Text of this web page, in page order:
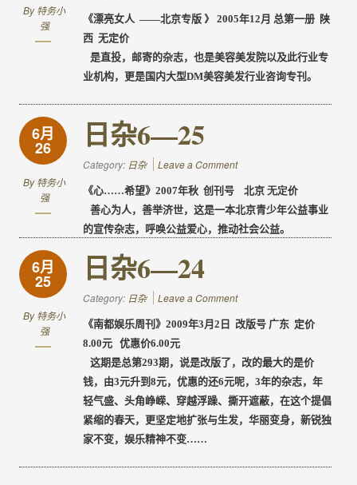
By特务小
强
《漂亮女人 ——北京专版 》 2005年12 月 总第一册 陕
西 无定价
是直投，邮寄的杂志，也是美容美发院以及此行业专
业机构，更是国内大型DM美容美发行业咨询专刊。
6月
26
By特务小
强
日杂6—25
Category: 日杂 Leave a Comment
《心……希望》 2007年秋 创刊号 北京 无定价
善心为人，善举济世，这是一本北京青少年公益事业
的宣传杂志，呼唤公益爱心，推动社会公益。
6月
25
By特务小
强
日杂6—24
Category: 日杂 Leave a Comment
《南都娱乐周刊》 2009年3 月 2 日 改版号 广东 定价
8.00元 优惠价6.00元
这期是总第293期，说是改版了，改的最大的是价
钱，由3元升到 8元，优惠的还6元呢， 3年的杂志，年
轻气盛、头角峥嵘、穿越浮躁、撕开遮蔽，在这个提倡
紧缩的春天，更坚定地扩张与生发，华丽变身，新锐独
家不变，娱乐精神不变……